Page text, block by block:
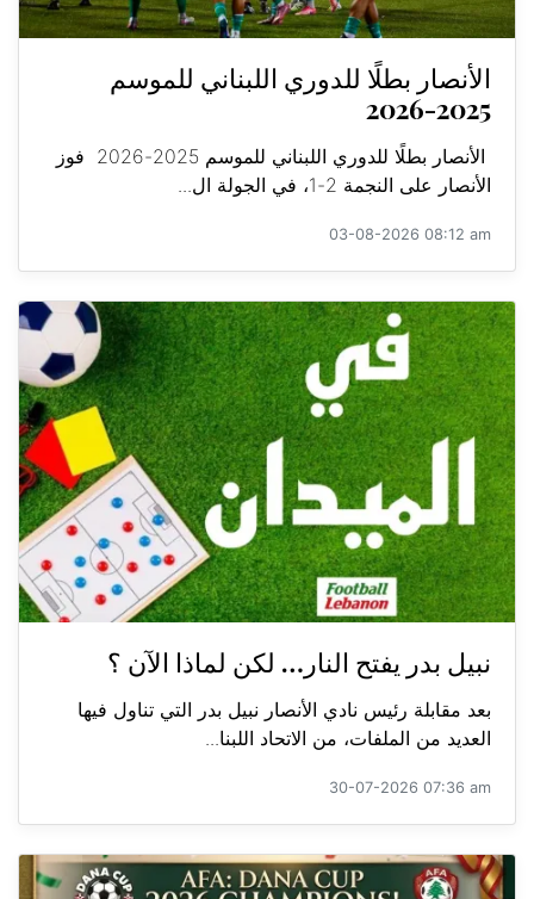
الأنصار بطلًا للدوري اللبناني للموسم
2025-2026
الأنصار بطلًا للدوري اللبناني للموسم 2025-2026 فوز
الأنصار على النجمة 2-1، في الجولة ال...
03-08-2026 08:12 am
نبيل بدر يفتح النار… لكن لماذا الآن ؟
بعد مقابلة رئيس نادي الأنصار نبيل بدر التي تناول فيها
العديد من الملفات، من الاتحاد اللبنا...
30-07-2026 07:36 am